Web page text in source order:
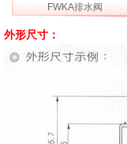
FWKA排水阀
外形尺寸：